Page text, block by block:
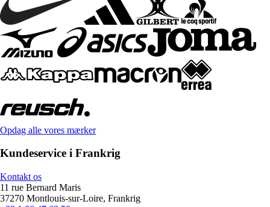
Opdag alle vores mærker
Kundeservice i Frankrig
Kontakt os
11 rue Bernard Maris
37270 Montlouis-sur-Loire, Frankrig